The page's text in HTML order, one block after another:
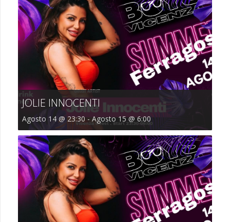
JOLIE INNOCENTI
Agosto 14 @ 23:30 - Agosto 15 @ 6:00